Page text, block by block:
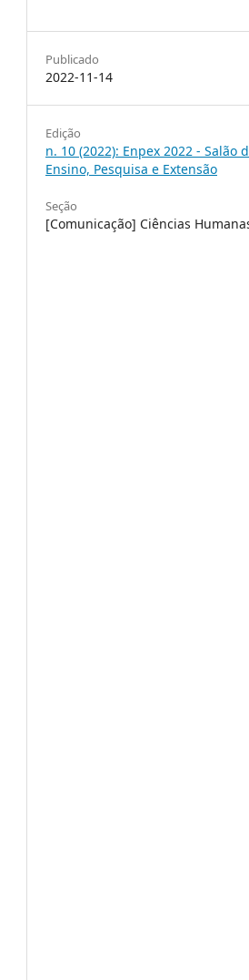
Publicado
2022-11-14
Edição
n. 10 (2022): Enpex 2022 - Salão
Ensino, Pesquisa e Extensão
Seção
[Comunicação] Ciências